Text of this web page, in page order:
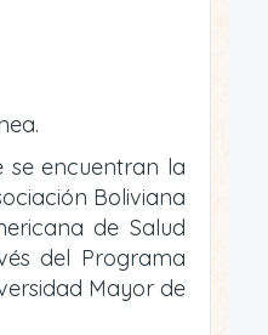
se encuentran la
Boliviana
de Salud
del Programa
Mayor de